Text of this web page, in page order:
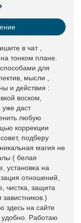
в чат ,
тонком плане.
для
мысли ,
и действия :
воском,
даст
любую
коррекции
подберу
магия не
( белая
установка на
отношений,
чистка, защита
здесь на сайте
удобно. Работаю